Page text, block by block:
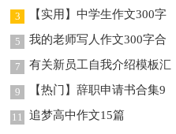
3
【实用】中学生作文300字
集锦10篇
5
我的老师写人作文300字合
集九篇
7
有关新员工自我介绍模板汇
总四篇
9
【热门】辞职申请书合集9
篇
11 追梦高中作文15篇